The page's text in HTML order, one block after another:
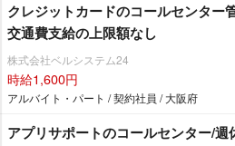
クレジットカードのコールセンター
交通費支給の上限額なし
株式会社ベルシステム24
時給1,600円
アルバイト・パート / 契約社員 / 大阪府
アプリサポートのコールセンター/週